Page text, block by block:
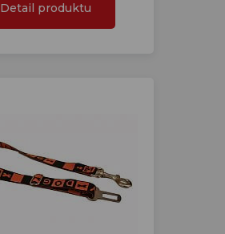
Detail produktu